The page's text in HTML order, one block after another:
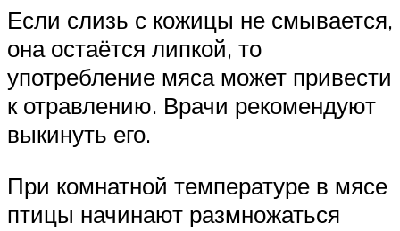
Если слизь с кожицы не смывается,
она остаётся липкой, то
употребление мяса может привести
к отравлению. Врачи рекомендуют
выкинуть его.
При комнатной температуре в мясе
птицы начинают размножаться